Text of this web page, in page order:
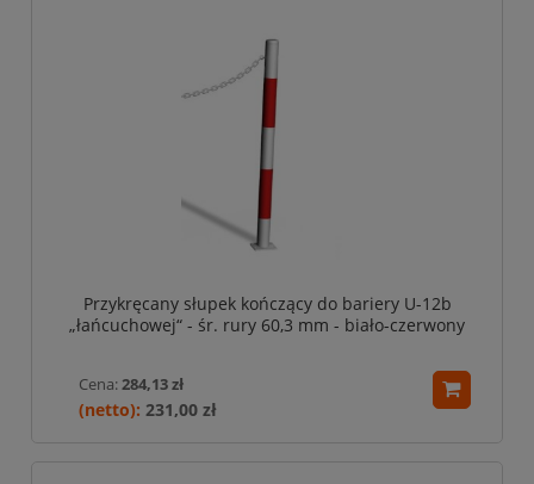
Przykręcany słupek kończący do bariery U-12b
„łańcuchowej“ - śr. rury 60,3 mm - biało-czerwony
Cena: 284,13 zł
231,00 zł